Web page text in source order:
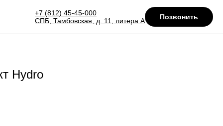
+7 (812) 45-45-000
СПБ, Тамбовская, д. 11, литера А
Позвонить
Hydro